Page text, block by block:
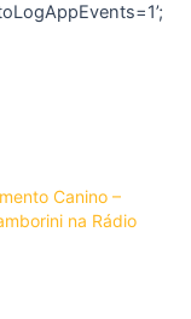
Canino –
na Rádio